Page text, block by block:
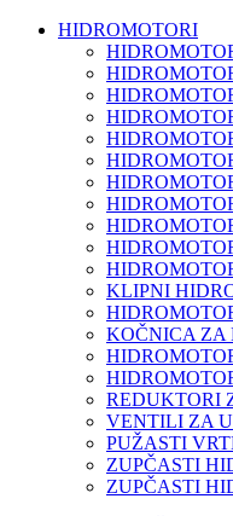
HIDROMOTORI
KLIPNI
KOČNICA ZA
REDUKTORI
VENTILI ZA
PUŽASTI
ZUPČASTI
ZUPČASTI